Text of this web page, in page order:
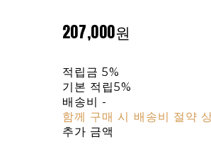
207,000원
적립금 5%
기본 적립5%
배송비 -
함께 구매 시 배송비 절약
추가 금액